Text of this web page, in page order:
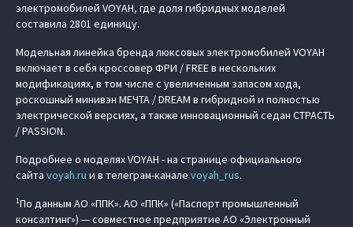
электромобилей VOYAH, где доля гибридных моделей
составила 2801 единицу.
Модельная линейка бренда люксовых электромобилей VOYAH
включает в себя кроссовер ФРИ / FREE в нескольких
модификациях, в том числе с увеличенным запасом хода,
роскошный минивэн МЕЧТА / DREAM в гибридной и полностью
электрической версиях, а также инновационный седан СТРАСТЬ
/ PASSION.
Подробнее о моделях VOYAH - на странице официального
сайта voyah.ru и в телеграм-канале voyah_rus.
1По данным АО «ППК». АО «ППК» («Паспорт промышленный
консалтинг») — совместное предприятие АО «Электронный